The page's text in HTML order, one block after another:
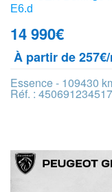
E6.d
14 990€
À partir de
Essence - 109430
Réf. : 450691234517